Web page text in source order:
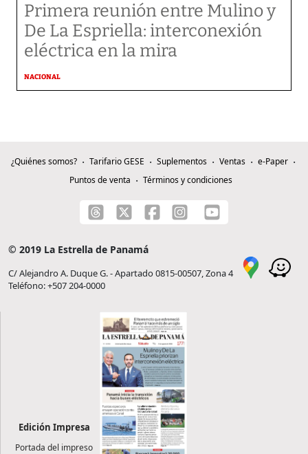
Primera reunión entre Mulino y
De La Espriella: interconexión
eléctrica en la mira
NACIONAL
¿Quiénes somos? Tarifario GESE Suplementos Ventas
e-Paper
Puntos de venta
Términos y condiciones
© 2019 La Estrella de Panamá
C/ Alejandro A. Duque G. - Apartado 0815-00507, Zona 4
Teléfono: +507 204-0000
Edición Impresa
Portada del impreso